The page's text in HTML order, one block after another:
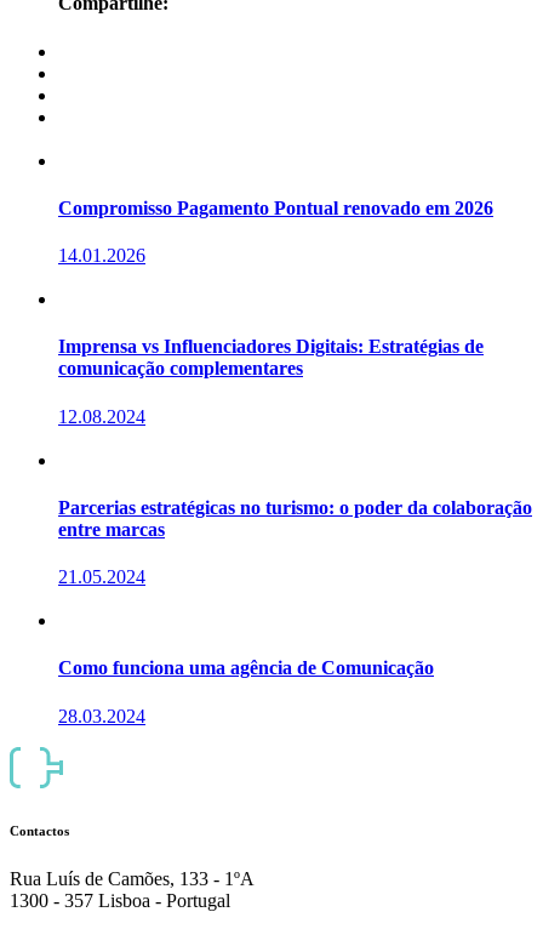
Compromisso Pagamento Pontual renovado em 2026
14.01.2026
Imprensa vs Influenciadores Digitais: Estratégias de
comunicação complementares
12.08.2024
Parcerias estratégicas no turismo: o poder da colaboração
entre marcas
21.05.2024
Como funciona uma agência de Comunicação
28.03.2024
Contactos
Rua Luís de Camões, 133 - 1ºA
1300 - 357 Lisboa - Portugal